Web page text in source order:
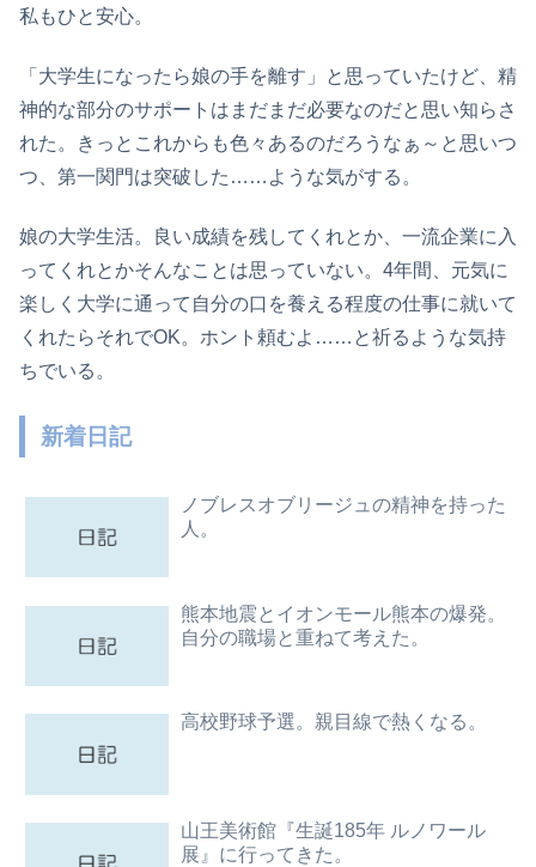
私もひと安心。
「大学生になったら娘の手を離す」と思っていたけど、精
神的な部分のサポートはまだまだ必要なのだと思い知らさ
れた。きっとこれからも色々あるのだろうなぁ～と思いつ
つ、第一関門は突破した……ような気がする。
娘の大学生活。良い成績を残してくれとか、一流企業に入
ってくれとかそんなことは思っていない。4年間、元気に
楽しく大学に通って自分の口を養える程度の仕事に就いて
くれたらそれでOK。ホント頼むよ……と祈るような気持
ちでいる。
新着日記
ノブレスオブリージュの精神を持った
人。
熊本地震とイオンモール熊本の爆発。
自分の職場と重ねて考えた。
高校野球予選。親目線で熱くなる。
山王美術館『生誕185年 ルノワール
展』に行ってきた。